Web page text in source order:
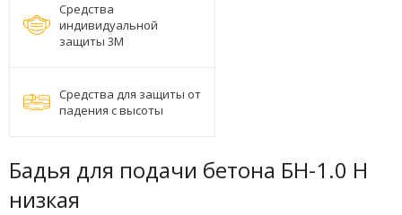
Средства
индивидуальной
защиты 3М
Средства для защиты от
падения с высоты
Бадья для подачи бетона БН-1.0 Н
низкая